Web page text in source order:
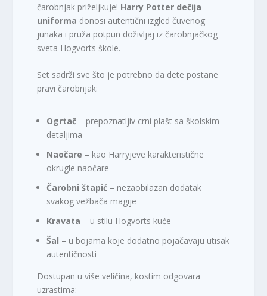
čarobnjak priželjkuje! Harry Potter dečija
uniforma donosi autentični izgled čuvenog
junaka i pruža potpun doživljaj iz čarobnjačkog
sveta Hogvorts škole.
Set sadrži sve što je potrebno da dete postane
pravi čarobnjak:
Ogrtač – prepoznatljiv crni plašt sa školskim
detaljima
Naočare – kao Harryjeve karakteristične
okrugle naočare
Čarobni štapić – nezaobilazan dodatak
svakog vežbača magije
Kravata – u stilu Hogvorts kuće
Šal – u bojama koje dodatno pojačavaju utisak
autentičnosti
Dostupan u više veličina, kostim odgovara
uzrastima: